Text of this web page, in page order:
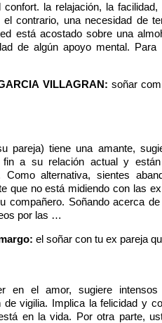
confort. la relajación, la facilidad,
elcontrario, una necesidad de
está acostado sobre una
de algún apoyo mental. Para
VILLAGRAN: soñar
pareja) tiene una amante,
fin a su relación actual y
Como alternativa, sientes
que no está midiendocon las
compañero. Soñando acerca
por las …
el soñar con tu ex pareja
en el amor, sugiere intensos
vigilia. Implica la felicidad y
en la vida. Por otra parte,